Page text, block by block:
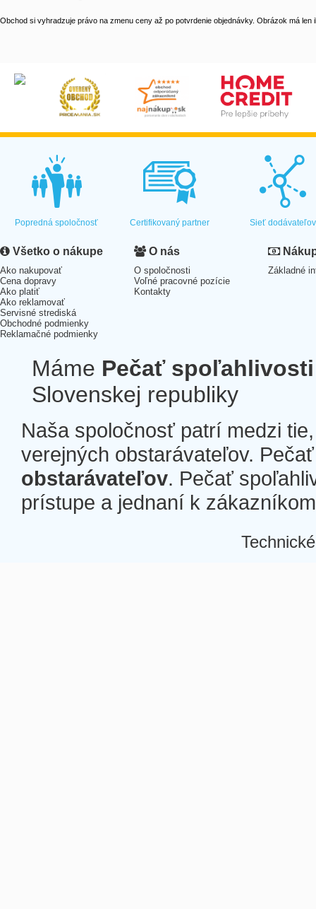
Obchod si vyhradzuje právo na zmenu ceny až po potvrdenie objednávky. Obrázok má len
Popredná spoločnosť Certifikovaný partner Sieť dodávateľov
Všetko o nákupe
Ako nakupovať
Cena dopravy
Ako platiť
Ako reklamovať
Servisné strediská
Obchodné podmienky
Reklamačné podmienky
O nás
O spoločnosti
Voľné pracovné pozície
Kontakty
Základné
Máme Pečať spoľahlivosti
Slovenskej republiky
Naša spoločnosť patrí medzi
verejných obstarávateľov.
obstarávateľov. Pečať
prístupe a jednaní k